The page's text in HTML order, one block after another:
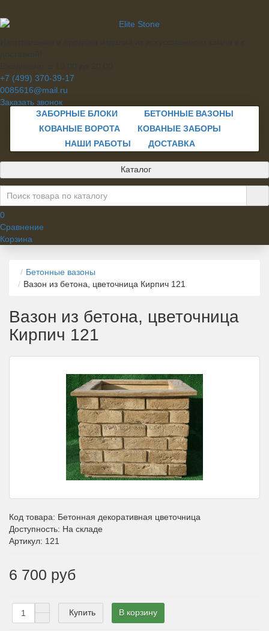
+7 (499) 370-39-17
0085616@mail.ru
Заказать звонок
ЗАБОРНЫЕ БЛОКИ
БЕТОННЫЕ ВАЗОНЫ
КОВАНЫЕ ВОРОТА
КОВАНЫЕ ЗАБОРЫ
НАШИ РАБОТЫ
ДОСТАВКА
Каталог
0
Сравнение
Корзина
Бетонные вазоны
Вазон из бетона, цветочница Кирпич 121
Вазон из бетона, цветочница
Кирпич 121
Код товара: Бетонная декоративная цветочница
Доступность: На складе
Артикул: 121
6 700 руб
Купить В корзину